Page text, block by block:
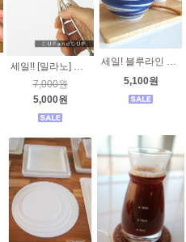
세일!! [밀라노] 스텐 아이스크림 스쿱 지름5.5cm, 스쿠프 젤라또주걱 업소용
7,000원
5,000원
세일! 블루라인 국공기 [ 오븐용 도자기 ] 고급 국내산 도자기 소면기 국그릇 노빌타
5,100원